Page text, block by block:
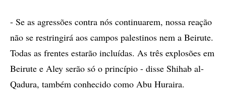
- Se as agressões contra nós continuarem, nossa reação
não se restringirá aos campos palestinos nem a Beirute.
Todas as frentes estarão incluídas. As três explosões em
Beirute e Aley serão só o princípio - disse Shihab al-
Qadura, também conhecido como Abu Huraira.